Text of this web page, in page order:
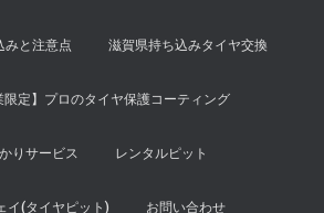
みと注意点 滋賀県持ち込みタイヤ交換
限定】プロのタイヤ保護コーティング
りサービス レンタルピット
イ(タイヤピット) お問い合わせ